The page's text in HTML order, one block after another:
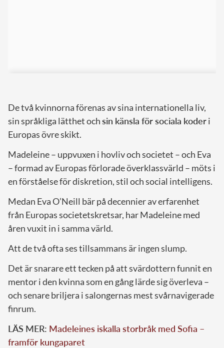
De två kvinnorna förenas av sina internationella liv,
sin språkliga lätthet ochsin känsla för sociala koderi
Europas övre skikt.
Madeleine – uppvuxen i hovliv och societet – och Eva
– formad av Europas förlorade överklassvärld – möts i
en förståelse för diskretion, stil och social intelligens.
Medan Eva O’Neill bär på decennier av erfarenhet
från Europas societetskretsar, har Madeleine med
åren vuxit in i samma värld.
Att de två ofta ses tillsammans är ingen slump.
Det är snarare ett tecken på att svärdottern funnit en
mentor i den kvinna som en gång lärde sig överleva –
och senare briljera i salongernas mest svårnavigerade
finrum.
LÄS MER: Madeleines iskalla storbråk med Sofia –
framför kungaparet